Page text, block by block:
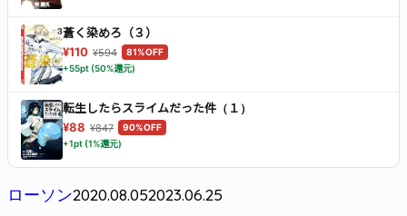
蒼く染めろ（３）
¥110 ¥594
81%OFF
+55pt (50%還元)
転生したらスライムだった件（１）
¥88 ¥847
90%OFF
+1pt (1%還元)
ローソン2020.08.052023.06.25